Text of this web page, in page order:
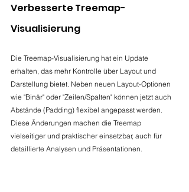
Verbesserte Treemap-
Visualisierung
Die Treemap-Visualisierung hat ein Update
erhalten, das mehr Kontrolle über Layout und
Darstellung bietet. Neben neuen Layout-Optionen
wie "Binär" oder "Zeilen/Spalten" können jetzt auch
Abstände (Padding) flexibel angepasst werden.
Diese Änderungen machen die Treemap
vielseitiger und praktischer einsetzbar, auch für
detaillierte Analysen und Präsentationen.